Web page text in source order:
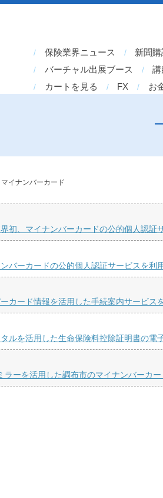
保険業界ニュース 新聞
バーチャル出展ブース
講
カートを見る
FX お
マイナンバーカード
初、マイナンバーカードの公的個人認
バーカードの公的個人認証サービスを利
カード情報を活用した手続案内サービス
ルを活用した生命保険料控除証明書の電
ラーを活用した調布市のマイナンバーカ